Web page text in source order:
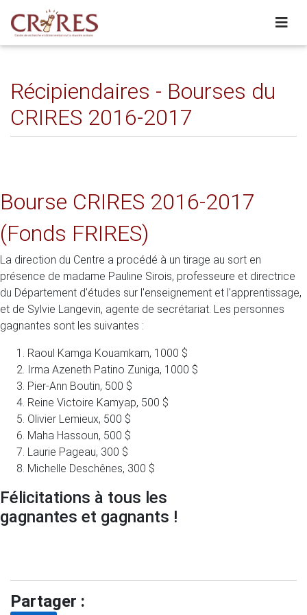
Récipiendaires - Bourses du
CRIRES 2016-2017
Bourse CRIRES 2016-2017
(Fonds FRIRES)
La direction du Centre a procédé à un tirage au sort en
présence de madame Pauline Sirois, professeure et directrice
du Département d'études sur l'enseignement et l'apprentissage,
et de Sylvie Langevin, agente de secrétariat. Les personnes
gagnantes sont les suivantes :
Raoul Kamga Kouamkam, 1000 $
Irma Azeneth Patino Zuniga, 1000 $
Pier-Ann Boutin, 500 $
Reine Victoire Kamyap, 500 $
Olivier Lemieux, 500 $
Maha Hassoun, 500 $
Laurie Pageau, 300 $
Michelle Deschênes, 300 $
Félicitations à tous les
gagnantes et gagnants !
Partager :